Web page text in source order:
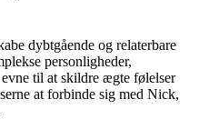
dybtgående og relaterbare
personligheder,
til at skildre ægte følelser
at forbinde sig med Nick,